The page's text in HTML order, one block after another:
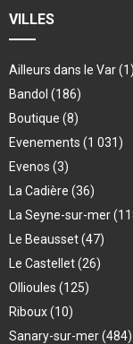
VILLES
Ailleurs dans le Var(1)
Bandol (186)
Boutique (8)
Evenements (1 031)
Evenos (3)
La Cadière (36)
La Seyne-sur-mer
Le Beausset(47)
Le Castellet(26)
Ollioules (125)
Riboux(10)
Sanary-sur-mer(484)